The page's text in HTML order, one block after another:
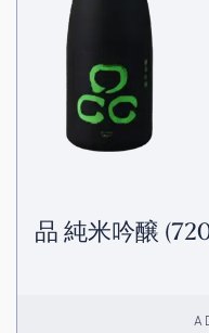
品 純米吟醸